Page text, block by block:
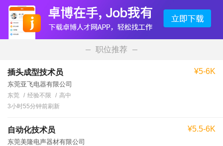
职位推荐
插头成型技术员
东莞亚飞电器有限公司
¥5-6K
东莞 经验不限
高中
3小时55分钟前刷新
自动化技术员
东莞美隆电声器材有限公司
¥5.5-6K